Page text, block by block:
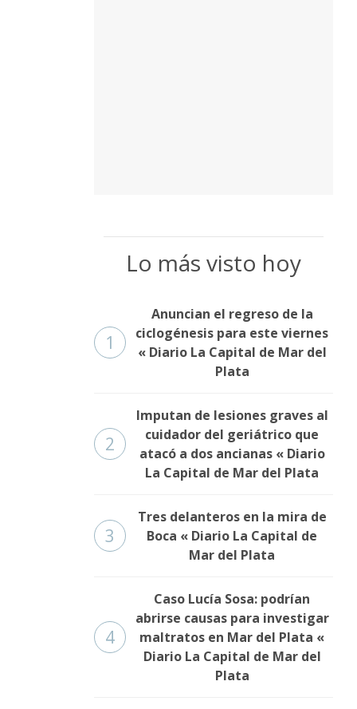
Lo más visto hoy
1
Anuncian el regreso de la
ciclogénesis para este viernes
« Diario La Capital de Mar del
Plata
2
Imputan de lesiones graves al
cuidador del geriátrico que
atacó a dos ancianas « Diario
La Capital de Mar del Plata
3
Tres delanteros en la mira de
Boca « Diario La Capital de
Mar del Plata
4
Caso Lucía Sosa: podrían
abrirse causas para investigar
maltratos en Mar del Plata «
Diario La Capital de Mar del
Plata